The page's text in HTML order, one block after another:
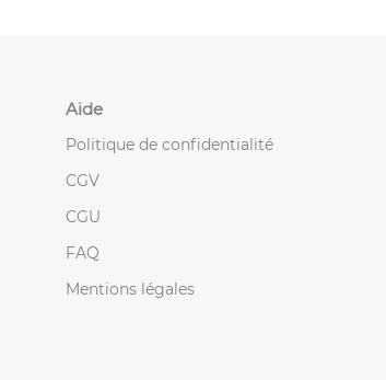
Aide
Politique de confidentialité
CGV
CGU
FAQ
Mentions légales